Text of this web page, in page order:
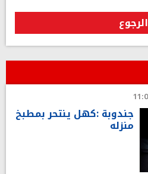
الرجوع
جندوبة :كهل ينتحر بمطبخ
منزله